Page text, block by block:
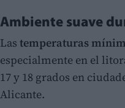
Ambiente suave
Las temperaturas
especialmente en el
17 y 18 grados en
Alicante.